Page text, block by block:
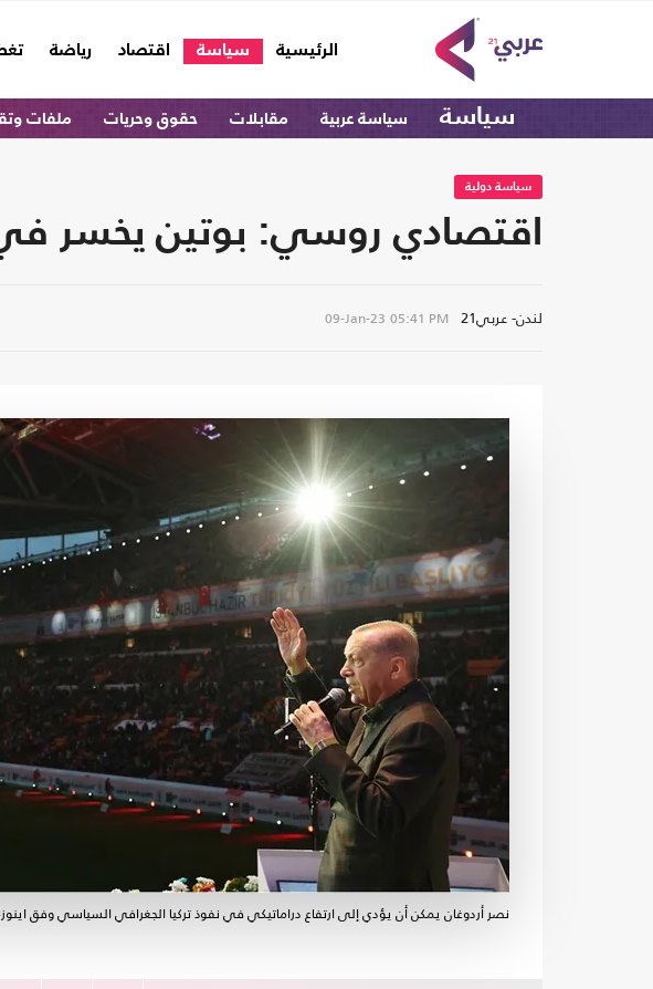
الرئيسية
(current) سياسة اقتصاد رياضة
سياسة سياسة عربية مقابلات حقوق وحريات ملفات
سياسة دولية
اقتصادي روسي: بوتين يخسر في
لندن- عربي21 09-Jan-23 05:41 PM
نصر أردوغان يمكن أن يؤدي إلى ارتفاع دراماتيكي في نفوذ تركيا الجغرافي السياسي وفق